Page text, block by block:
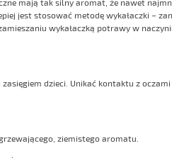
jest stosować metodę wykałaczki –
wykałaczką potrawy w
dzieci. Unikać kontaktu z oczami
ziemistego aromatu.